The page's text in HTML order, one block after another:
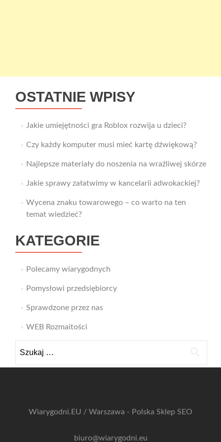
OSTATNIE WPISY
Jakie umiejętności gra Roblox rozwija u dzieci?
Czy każdy komputer musi mieć kartę dźwiękową?
Najlepsze materiały do noszenia na wrażliwej skórze
Jakie sprawy załatwimy w kancelarii adwokackiej?
Wycena znaku towarowego – co warto na ten
temat wiedzieć?
KATEGORIE
Polecamy wiarygodnych
Pomysłowi przedsiębiorcy
Sprawdzone przez nas
WEB Rozmaitości
Wiarygodni.EU / Warszawa - Polska Sklep SEO
biuro@wiarygodni.eu